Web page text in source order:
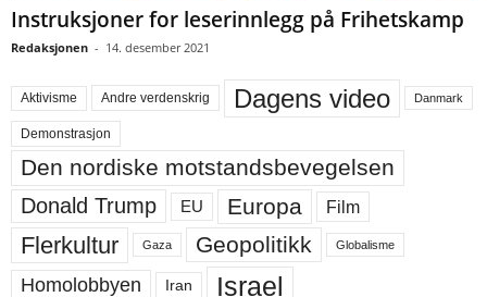
Instruksjoner for leserinnlegg på Frihetskamp
Redaksjonen - 14. desember 2021
Aktivisme Andre verdenskrig Dagens video Danmark
Demonstrasjon
Den nordiske motstandsbevegelsen
Donald Trump EU Europa Film
Flerkultur Gaza Geopolitikk Globalisme
Homolobbyen Iran Israel